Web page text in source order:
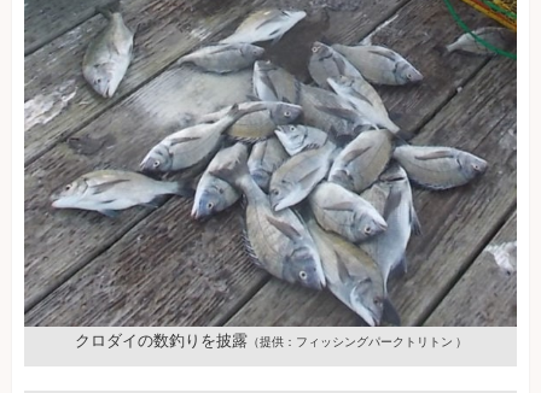
クロダイの数釣りを披露（提供：フィッシングパークトリトン ）